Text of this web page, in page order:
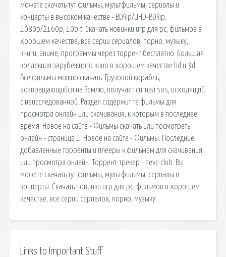
можете скачать тут фильмы, мультфильмы, сериалы и
концерты в высоком качестве - BDRip/UHD-BDRip,
1080p/2160p, 10bit. Скачать новинки игр для pc, фильмов в
хорошем качестве, все серии сериалов, порно, музыку,
книги, аниме, программы через торрент бесплатно. Большая
коллекция зарубежного кино в хорошем качестве hd и 3d.
Все фильмы можно скачать. Грузовой корабль,
возвращающийся на Землю, получает сигнал sos, исходящий
с неисследованной. Раздел содержит те фильмы для
просмотра онлайн или скачивания, к которым в последнее
время. Новое на сайте - Фильмы скачать или посмотреть
онлайн - страница 1. Новое на сайте - Фильмы. Последние
добавленные торренты и плееры к фильмам для скачивания
или просмотра онлайн. Торрент-трекер - hevc-club. Вы
можете скачать тут фильмы, мультфильмы, сериалы и
концерты. Скачать новинки игр для pc, фильмов в хорошем
качестве, все серии сериалов, порно, музыку.
Links to Important Stuff